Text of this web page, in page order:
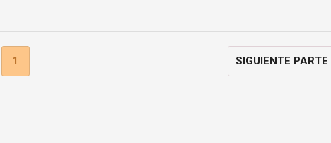
1 SIGUIENTE PARTE